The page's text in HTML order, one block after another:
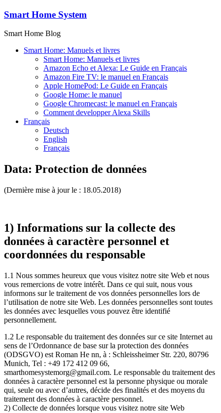
Passer
contenu
Smart Home System
Smart Home Blog
Smart Home: Manuels et livres
Smart Home: Manuels et livres
Amazon Echo et Alexa: Le Guide en Français
Amazon Fire TV: le manuel en Français
Apple HomePod: Le Guide en Français
Google Home: le manuel
Google Chromecast: le manuel en Français
Comment developper Alexa Skills
Français
Deutsch
English
Français
Data: Protection de données
(Dernière mise à jour le : 18.05.2018)
1) Informations sur la collecte des
données à caractère personnel et
coordonnées du responsable
1.1 Nous sommes heureux que vous visitez notre site Web et nous
vous remercions de votre intérêt. Dans ce qui suit, nous vous
informons sur le traitement de vos données personnelles lors de
l’utilisation de notre site Web. Les données personnelles sont toutes
les données avec lesquelles vous pouvez être identifié
personnellement.
1.2 Le responsable du traitement des données sur ce site Internet au
sens de l’Ordonnance de base sur la protection des données
(ODSGVO) est Roman He nn, à : Schleissheimer Str. 220, 80796
Munich, Tel : +49 172 412 09 66,
smarthomesystemorg@gmail.com. Le responsable du traitement des
données à caractère personnel est la personne physique ou morale
qui, seule ou avec d’autres, décide des finalités et des moyens du
traitement des données à caractère personnel.
2) Collecte de données lorsque vous visitez notre site Web